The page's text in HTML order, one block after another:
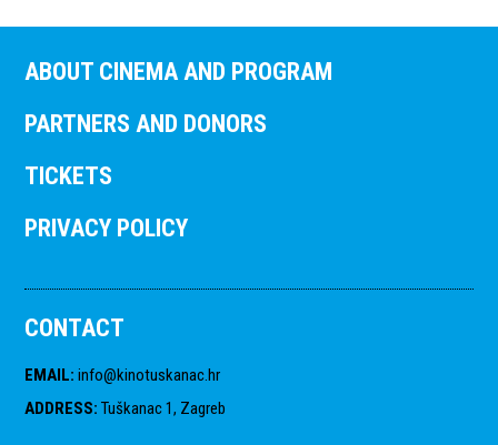
ABOUT CINEMA AND PROGRAM
PARTNERS AND DONORS
TICKETS
PRIVACY POLICY
CONTACT
EMAIL: info@kinotuskanac.hr
ADDRESS: Tuškanac 1, Zagreb